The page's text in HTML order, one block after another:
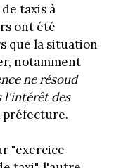
taxis à
ont été
que la situation
notamment
ne résoud
l'intérêt des
préfecture.
"exercice